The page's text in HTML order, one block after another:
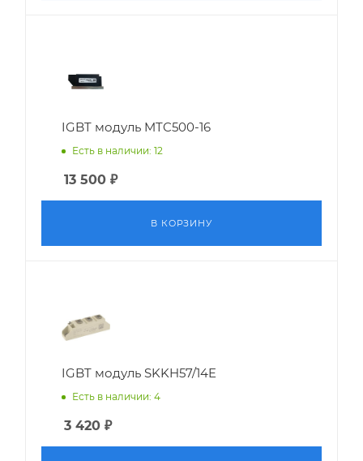
IGBT модуль MTC500-16
Есть в наличии: 12
13 500 ₽
В КОРЗИНУ
IGBT модуль SKKH57/14E
Есть в наличии: 4
3 420 ₽